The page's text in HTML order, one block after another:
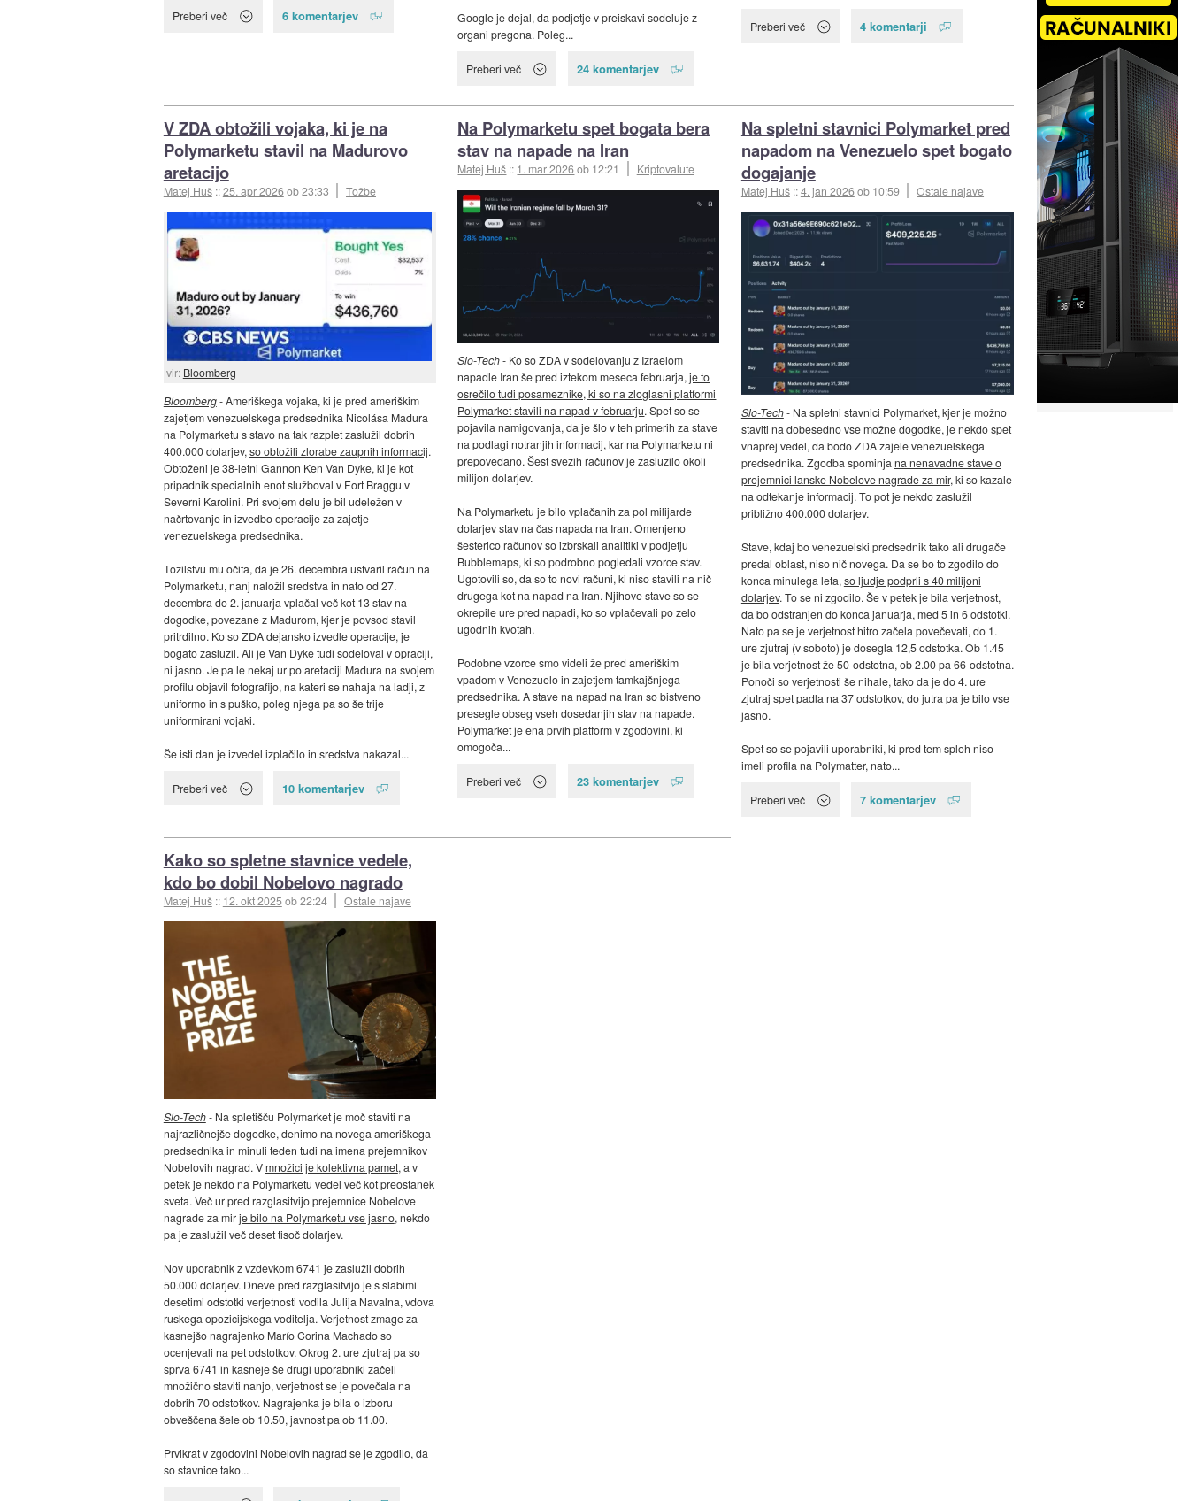
Preberi več 6 komentarjev
Google je dejal, da podjetje v preiskavi sodeluje z
organi pregona. Poleg...
Preberi več 24 komentarjev
Preberi več 4 komentarji
V ZDA obtožili vojaka, ki je na
Polymarketu stavil na Madurovo
aretacijo
Matej Huš ::25. apr 2026ob 23:33 Tožbe
vir: Bloomberg
Bloomberg- Ameriškega vojaka, ki je pred ameriškim
zajetjem venezuelskega predsednika Nicolása Madura
na Polymarketu s stavo na tak razplet zaslužil dobrih
400.000 dolarjev, so obtožili zlorabe zaupnih informacij.
Obtoženi je 38-letni Gannon Ken Van Dyke, ki je kot
pripadnik specialnih enot služboval v Fort Braggu v
Severni Karolini. Pri svojem delu je bil udeležen v
načrtovanje in izvedbo operacije za zajetje
venezuelskega predsednika.
Tožilstvu mu očita, da je 26. decembra ustvaril račun na
Polymarketu, nanj naložil sredstva in nato od 27.
decembra do 2. januarja vplačal več kot 13 stav na
dogodke, povezane z Madurom, kjer je povsod stavil
pritrdilno. Ko so ZDA dejansko izvedle operacije, je
bogato zaslužil. Ali je Van Dyke tudi sodeloval v opraciji,
ni jasno. Je pa le nekaj ur po aretaciji Madura na svojem
profilu objavil fotografijo, na kateri se nahaja na ladji, z
uniformo in s puško, poleg njega pa so še trije
uniformirani vojaki.
Še isti dan je izvedel izplačilo in sredstva nakazal...
Preberi več 10 komentarjev
Na Polymarketu spet bogata bera
stav na napade na Iran
Matej Huš :: 1. mar 2026ob 12:21 Kriptovalute
Slo-Tech- Ko so ZDA v sodelovanju z Izraelom
napadle Iran še pred iztekom meseca februarja,je to
osrečilo tudi posameznike, ki so na zloglasni platformi
Polymarket stavili na napad v februarju. Spet so se
pojavila namigovanja, da je šlo v teh primerih za stave
na podlagi notranjih informacij, kar na Polymarketu ni
prepovedano. Šest svežih računov je zaslužilo okoli
milijon dolarjev.
Na Polymarketu je bilo vplačanih za pol milijarde
dolarjev stav na čas napada na Iran. Omenjeno
šesterico računov so izbrskali analitiki v podjetju
Bubblemaps, ki so podrobno pogledali vzorce stav.
Ugotovili so, da so to novi računi, ki niso stavili na nič
drugega kot na napad na Iran. Njihove stave so se
okrepile ure pred napadi, ko so vplačevali po zelo
ugodnih kvotah.
Podobne vzorce smo videli že pred ameriškim
vpadom v Venezuelo in zajetjem tamkajšnjega
predsednika. A stave na napad na Iran so bistveno
presegle obseg vseh dosedanjih stav na napade.
Polymarket je ena prvih platform v zgodovini, ki
omogoča...
Preberi več 23 komentarjev
Na spletni stavnici Polymarket pred
napadom na Venezuelo spet bogato
dogajanje
Matej Huš ::4. jan 2026ob 10:59 Ostale najave
Slo-Tech- Na spletni stavnici Polymarket, kjer je možno
staviti na dobesedno vse možne dogodke, je nekdo spet
vnaprej vedel, da bodo ZDA zajele venezuelskega
predsednika. Zgodba spominja na nenavadne stave o
prejemnici lanske Nobelove nagrade za mir, ki so kazale
na odtekanje informacij. To pot je nekdo zaslužil
približno 400.000 dolarjev.
Stave, kdaj bo venezuelski predsednik tako ali drugače
predal oblast, niso nič novega. Da se bo to zgodilo do
konca minulega leta, so ljudje podprli s 40 milijoni
dolarjev. To se ni zgodilo. Še v petek je bila verjetnost,
da bo odstranjen do konca januarja, med 5 in 6 odstotki.
Nato pa se je verjetnost hitro začela povečevati, do 1.
ure zjutraj (v soboto) je dosegla 12,5 odstotka. Ob 1.45
je bila verjetnost že 50-odstotna, ob 2.00 pa 66-odstotna.
Ponoči so verjetnosti še nihale, tako da je do 4. ure
zjutraj spet padla na 37 odstotkov, do jutra pa je bilo vse
jasno.
Spet so se pojavili uporabniki, ki pred tem sploh niso
imeli profila na Polymatter, nato...
Preberi več 7 komentarjev
Kako so spletne stavnice vedele,
kdo bo dobil Nobelovo nagrado
Matej Huš :: 12. okt 2025ob 22:24 Ostale najave
Slo-Tech- Na spletišču Polymarket je moč staviti na
najrazličnejše dogodke, denimo na novega ameriškega
predsednika in minuli teden tudi na imena prejemnikov
Nobelovih nagrad. Vmnožici je kolektivna pamet, a v
petek je nekdo na Polymarketu vedel več kot preostanek
sveta. Več ur pred razglasitvijo prejemnice Nobelove
nagrade za mirje bilo na Polymarketu vse jasno, nekdo
pa je zaslužil več deset tisoč dolarjev.
Nov uporabnik z vzdevkom 6741 je zaslužil dobrih
50.000 dolarjev. Dneve pred razglasitvijo je s slabimi
desetimi odstotki verjetnosti vodila Julija Navalna, vdova
ruskega opozicijskega voditelja. Verjetnost zmage za
kasnejšo nagrajenko Marío Corina Machado so
ocenjevali na pet odstotkov. Okrog 2. ure zjutraj pa so
sprva 6741 in kasneje še drugi uporabniki začeli
množično staviti nanjo, verjetnost se je povečala na
dobrih 70 odstotkov. Nagrajenka je bila o izboru
obveščena šele ob 10.50, javnost pa ob 11.00.
Prvikrat v zgodovini Nobelovih nagrad se je zgodilo, da
so stavnice tako...